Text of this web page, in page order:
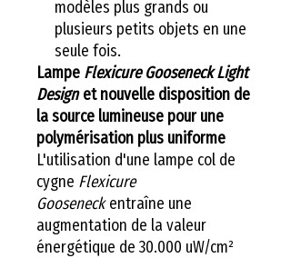
modèles plus grands ou
plusieurs petits objets en une
seule fois.
Lampe Flexicure Gooseneck Light
Designet nouvelle disposition de
la source lumineuse pour une
polymérisation plus uniforme
L'utilisation d'une lampe col de
cygne Flexicure
Gooseneckentraîne une
augmentation de la valeur
énergétique de 30.000 uW/cm²